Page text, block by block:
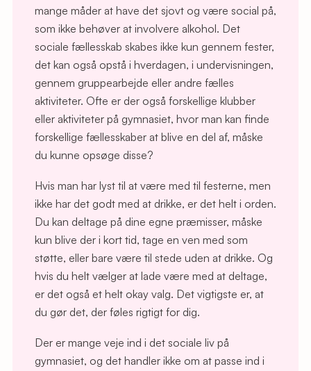
mange måder at have det sjovt og være social på,
som ikke behøver at involvere alkohol. Det
sociale fællesskab skabes ikke kun gennem fester,
det kan også opstå i hverdagen, i undervisningen,
gennem gruppearbejde eller andre fælles
aktiviteter. Ofte er der også forskellige klubber
eller aktiviteter på gymnasiet, hvor man kan finde
forskellige fællesskaber at blive en del af, måske
du kunne opsøge disse?
Hvis man har lyst til at være med til festerne, men
ikke har det godt med at drikke, er det helt i orden.
Du kan deltage på dine egne præmisser, måske
kun blive der i kort tid, tage en ven med som
støtte, eller bare være til stede uden at drikke. Og
hvis du helt vælger at lade være med at deltage,
er det også et helt okay valg. Det vigtigste er, at
du gør det, der føles rigtigt for dig.
Der er mange veje ind i det sociale liv på
gymnasiet, og det handler ikke om at passe ind i